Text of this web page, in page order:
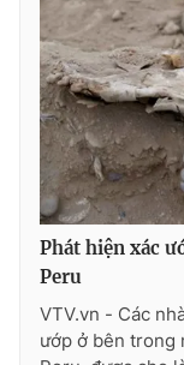
VTV Money
VTV Sức khoẻ
Thị trường 24h
VTV4
VTV9
Liên hệ tòa soạn
Phát hiện xác
Peru
VTV.vn - Các
ướp ở bên trong